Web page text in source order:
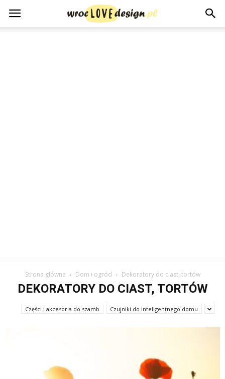
Strona główna Dom i ogród Dekoratory do ciast, tortów
DEKORATORY DO CIAST, TORTÓW
Części i akcesoria do szamb Czujniki do inteligentnego domu